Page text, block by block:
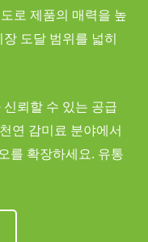
로 제품의 매력을 높
도달 범위를 넓히
뢰할 수 있는 공급
연 감미료 분야에서
를 확장하세요. 유통